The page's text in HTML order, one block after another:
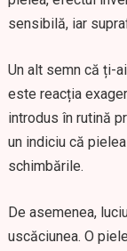
sensibilă, iar
Un alt semn că ți-
este reacția
introdus în rutină
un indiciu că
schimbările.
De asemenea,
uscăciunea. O